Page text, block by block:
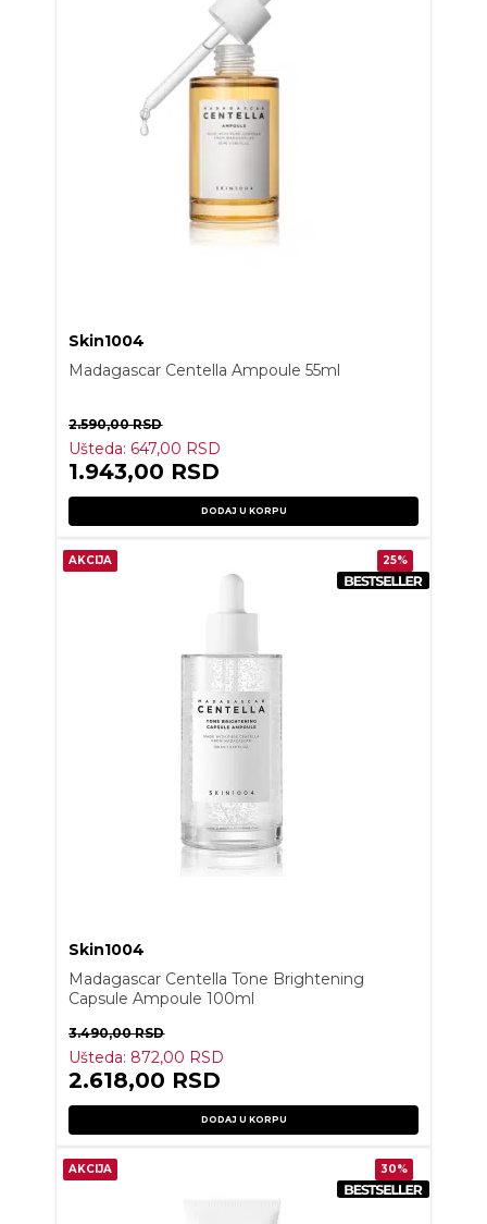
Skin1004
Madagascar Centella Ampoule 55ml
2.590,00RSD
Ušteda: 647,00 RSD
1.943,00 RSD
DODAJ U KORPU
AKCIJA 25%
Skin1004
Madagascar Centella Tone Brightening
Capsule Ampoule 100ml
3.490,00RSD
Ušteda: 872,00 RSD
2.618,00 RSD
DODAJ U KORPU
AKCIJA 30%